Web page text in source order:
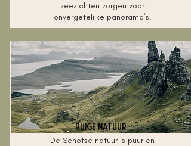
zeezichten zorgen voor
onvergetelijke panorama’s.
Ruige natuur
De Schotse natuur is puur en